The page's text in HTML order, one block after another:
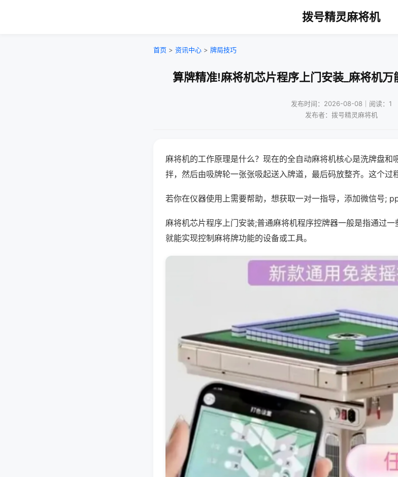
拨号精灵麻将机
首页 > 资讯中心 > 牌局技巧
算牌精准!麻将机芯片程序上门安装_麻将机
发布时间：2026-08-08｜阅读：1
发布者：拨号精灵麻将机
麻将机的工作原理是什么？现在的全自动麻将机核心是洗牌盘和
拌，然后由吸牌轮一张张吸起送入牌道，最后码放整齐。这个过
若你在仪器使用上需要帮助，想获取一对一指导，添加微信号;
麻将机芯片程序上门安装;普通麻将机程序控牌器一般是指通过
就能实现控制麻将牌功能的设备或工具。